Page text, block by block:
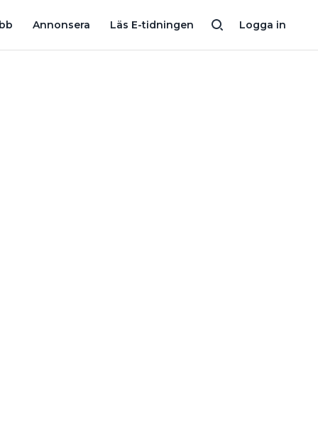
Logga in
Annonsera Läs E-tidningen
KUNDEN KLAGADE: INTE FACKMANNAMÄSSIGT